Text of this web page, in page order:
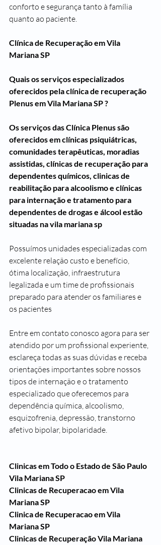
conforto e segurança tanto à família
quanto ao paciente.
Clínica de Recuperação em Vila
Mariana SP
Quais os serviços especializados
oferecidos pela clínica de recuperação
Plenus em Vila Mariana SP ?
Os serviços das Clínica Plenus são
oferecidos em clínicas psiquiátricas,
comunidades terapêuticas, moradias
assistidas, clínicas de recuperação para
dependentes químicos, clinicas de
reabilitação para alcoolismo e clínicas
para internação e tratamento para
dependentes de drogas e álcool estão
situadas na vila mariana sp
Possuímos unidades especializadas com
excelente relação custo e benefício,
ótima localização, infraestrutura
legalizada e um time de profissionais
preparado para atender os familiares e
os pacientes
Entre em contato conosco agora para ser
atendido por um profissional experiente,
esclareça todas as suas dúvidas e receba
orientações importantes sobre nossos
tipos de internação e o tratamento
especializado que oferecemos para
dependência química, alcoolismo,
esquizofrenia, depressão, transtorno
afetivo bipolar, bipolaridade.
Clinicas em Todo o Estado de São Paulo
Vila Mariana SP
Clinicas de Recuperacao em Vila
Mariana SP
Clinica de Recuperacao em Vila
Mariana SP
Clinicas de Recuperação Vila Mariana